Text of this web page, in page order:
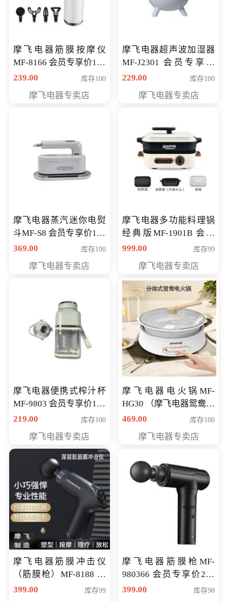
摩飞电器筋膜按摩仪
MF-8166 会员专享价168
元
239.00 库存100
摩飞电器专卖店
摩飞电器超声波加湿器
MF-J2301 会员专享价
168元
229.00 库存100
摩飞电器专卖店
摩飞电器蒸汽迷你电熨
斗MF-S8 会员专享价168
元
369.00 库存100
摩飞电器专卖店
摩飞电器多功能料理锅
经典版MF-1901B 会员
专享价399元
999.00 库存99
摩飞电器专卖店
摩飞电器便携式榨汁杯
MF-9803 会员专享价138
元
219.00 库存100
摩飞电器专卖店
摩飞电器电火锅MF-
HG30 （摩飞电器鸳鸯锅
MF-HG30 ） 会员专享价
469.00 库存100
摩飞电器专卖店
摩飞电器筋膜冲击仪
（筋膜枪）MF-8188 会
员专享价268元
399.00 库存99
摩飞电器筋膜枪MF-
980366 会员专享价299
元
399.00 库存98